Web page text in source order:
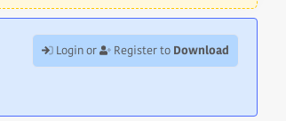
Login or Register to Download